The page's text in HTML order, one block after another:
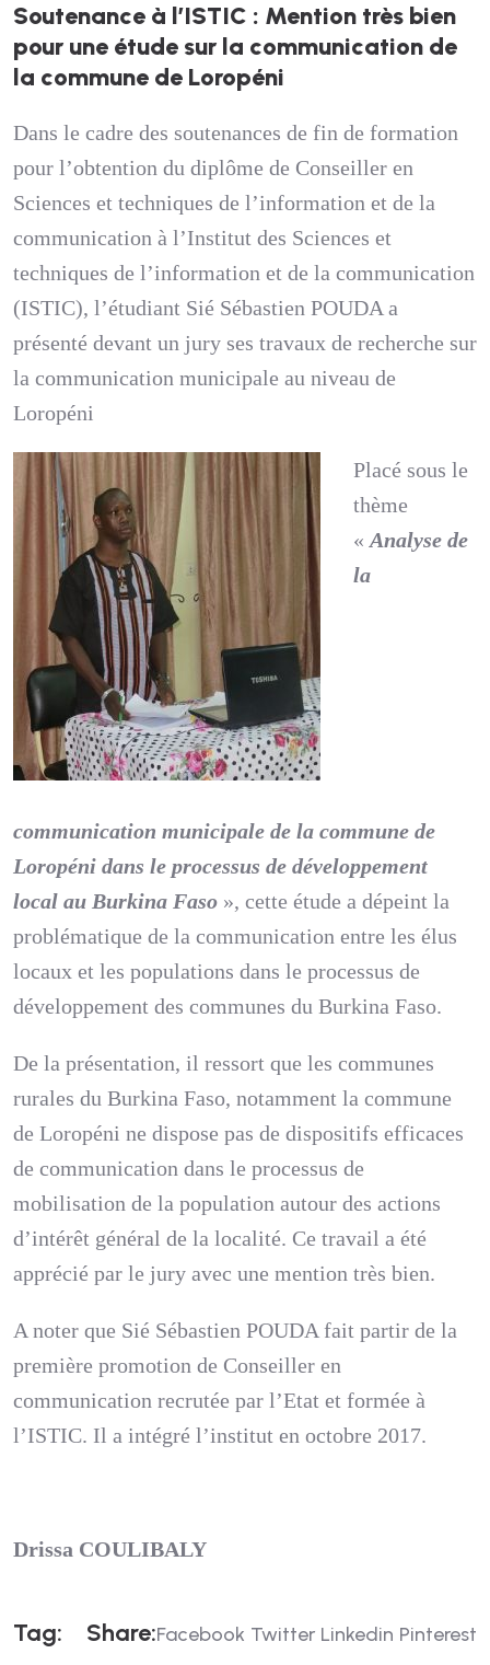
Soutenance à l’ISTIC : Mention très bien
pour une étude sur la communication de
la commune de Loropéni
Dans le cadre des soutenances de fin de formation
pour l’obtention du diplôme de Conseiller en
Sciences et techniques de l’information et de la
communication à l’Institut des Sciences et
techniques de l’information et de la communication
(ISTIC), l’étudiant Sié Sébastien POUDA a
présenté devant un jury ses travaux de recherche sur
la communication municipale au niveau de
Loropéni
Placé sous le
thème
« Analyse de
la
communication municipale de la commune de
Loropéni dans le processus de développement
local au Burkina Faso », cette étude a dépeint la
problématique de la communication entre les élus
locaux et les populations dans le processus de
développement des communes du Burkina Faso.
De la présentation, il ressort que les communes
rurales du Burkina Faso, notamment la commune
de Loropéni ne dispose pas de dispositifs efficaces
de communication dans le processus de
mobilisation de la population autour des actions
d’intérêt général de la localité. Ce travail a été
apprécié par le jury avec une mention très bien.
A noter que Sié Sébastien POUDA fait partir de la
première promotion de Conseiller en
communication recrutée par l’Etat et formée à
l’ISTIC. Il a intégré l’institut en octobre 2017.
Drissa COULIBALY
TAG: SHARE:Facebook Twitter Linkedin Pinterest